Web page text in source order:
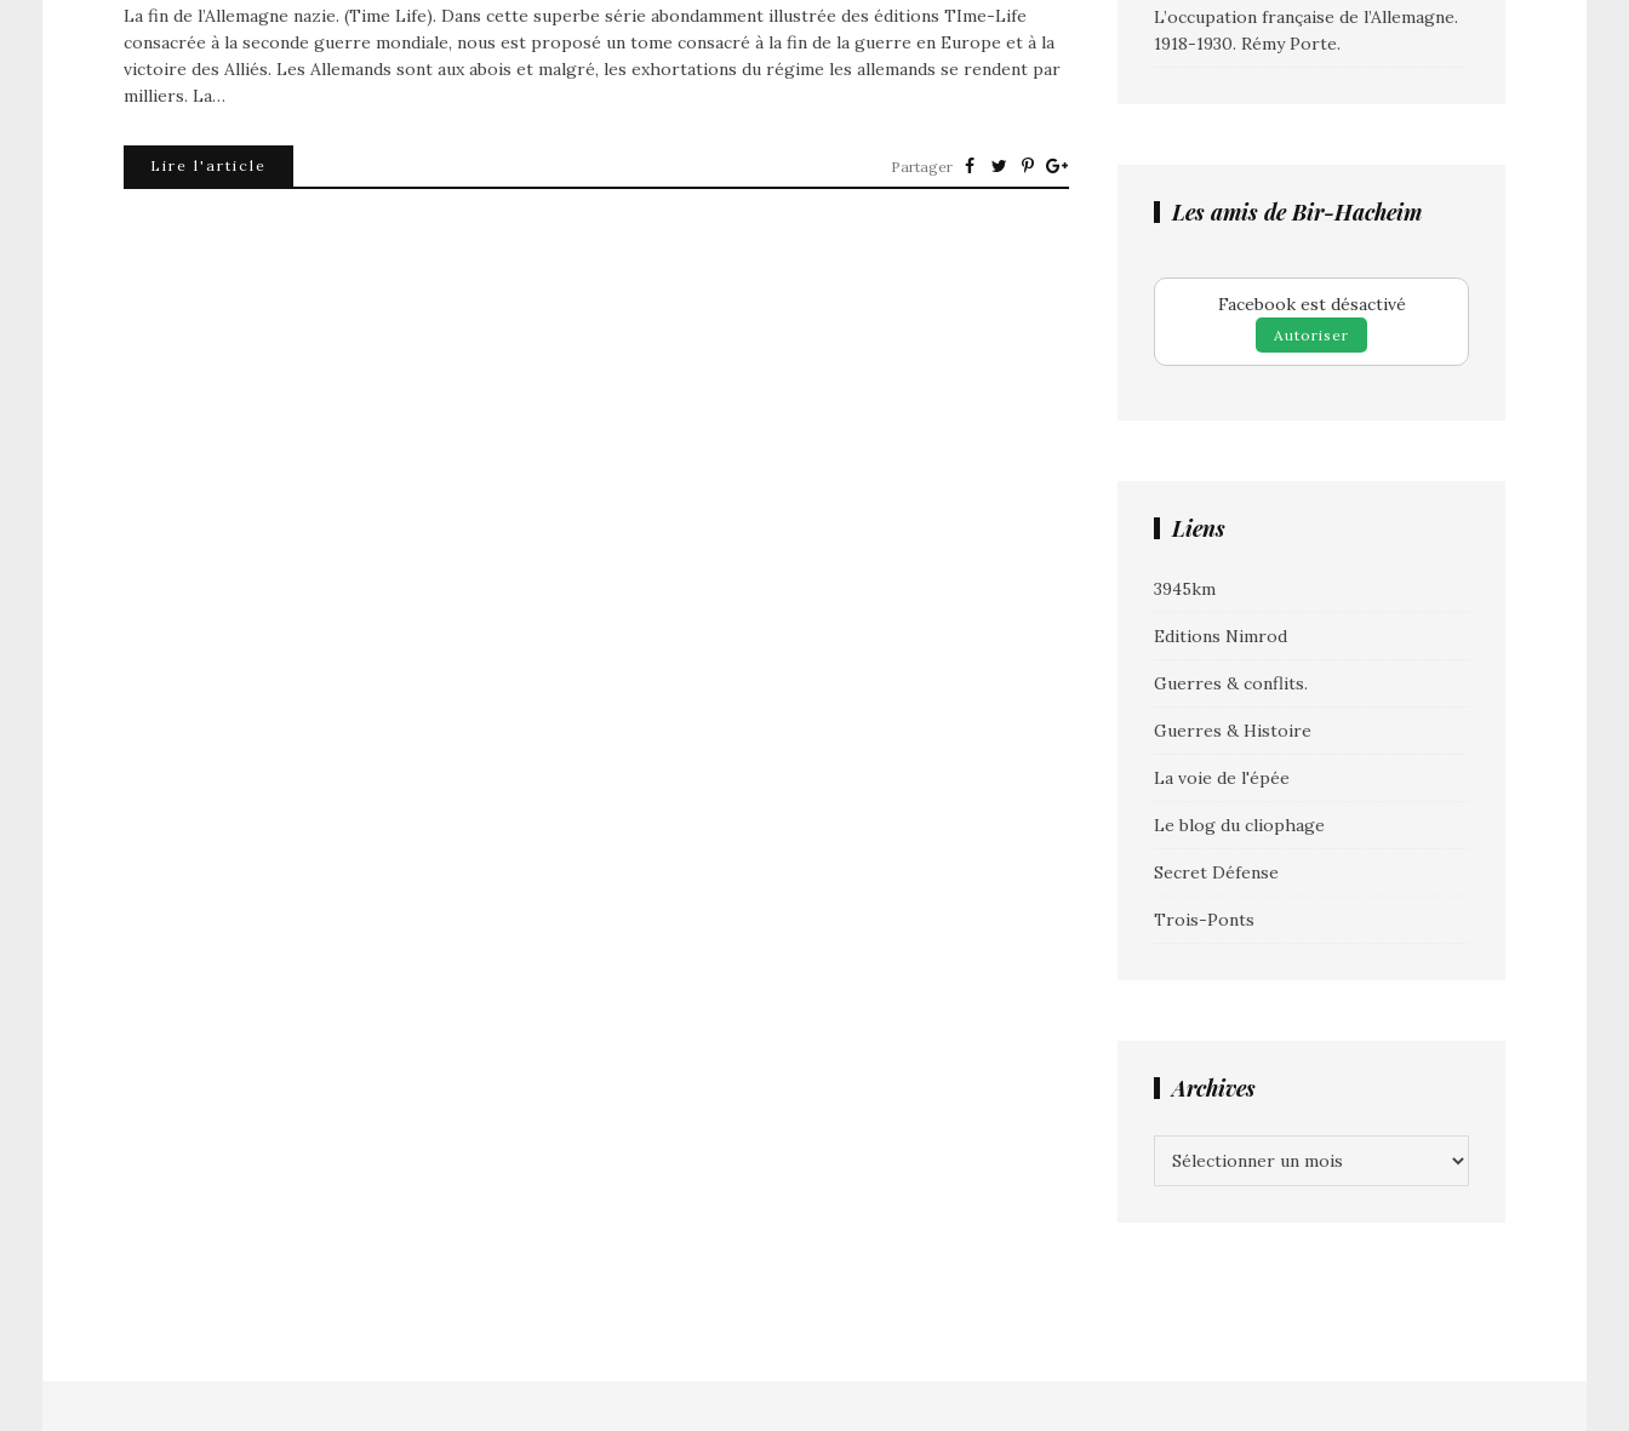
La fin de l’Allemagne nazie. (Time Life). Dans cette superbe série abondamment illustrée des éditions TIme-Life
consacrée à la seconde guerre mondiale, nous est proposé un tome consacré à la fin de la guerre en Europe et à la
victoire des Alliés. Les Allemands sont aux abois et malgré, les exhortations du régime les allemands se rendent par
milliers. La…
Lire l'article Partager
L’occupation française de l’Allemagne.
1918-1930. Rémy Porte.
Les amis de Bir-Hacheim
Facebook est désactivé
Autoriser
Liens
3945km
Editions Nimrod
Guerres & conflits.
Guerres & Histoire
La voie de l'épée
Le blog du cliophage
Secret Défense
Trois-Ponts
Archives